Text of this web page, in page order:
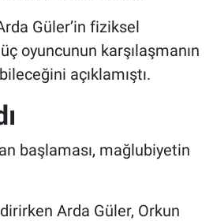
Güler’in fiziksel
oyuncunun karşılaşmanın
açıklamıştı.
başlaması, mağlubiyetin
Arda Güler, Orkun